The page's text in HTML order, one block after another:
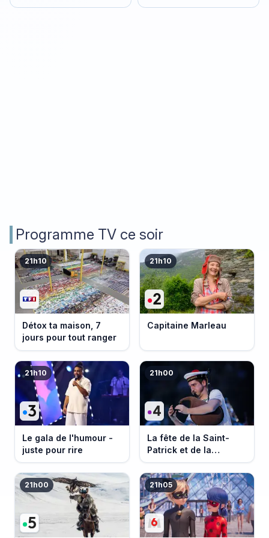
Programme TV ce soir
21h10
Détox ta maison, 7
jours pour tout ranger
21h10
Capitaine Marleau
21h10
Le gala de l'humour -
juste pour rire
21h00
La fête de la Saint-
Patrick et de la
Bretagne
21h00 21h05